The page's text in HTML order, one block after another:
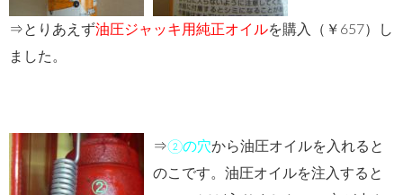
⇒とりあえず油圧ジャッキ用純正オイルを購入（￥657）し
ました。
⇒②の穴から油圧オイルを入れると
のこです。油圧オイルを注入すると